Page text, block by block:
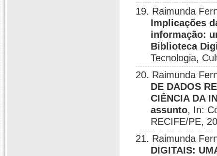
19. Raimunda
Implicações
informação:
Biblioteca
Tecnologia,
20. Raimunda
DE DADOS
CIÊNCIA DA
assunto, In:
RECIFE/PE,
21. Raimunda
DIGITAIS: